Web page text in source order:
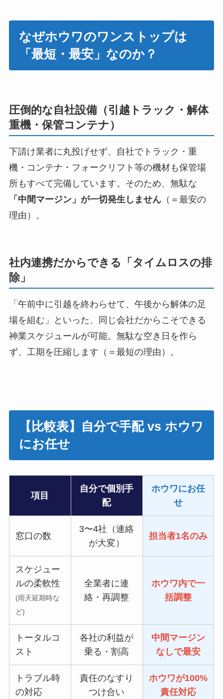
なぜホウワのワンストップは
「最短・最安」なのか？
圧倒的な自社設備（引越トラック・解体
重機・保管コンテナ）
下請け業者に丸投げせず、自社でトラック・重
機・コンテナ・フォークリフト等の機材も保管場
所もすべて完備しています。そのため、無駄な
「中間マージン」が一切発生しません（＝最安の
理由）。
社内連携だからできる「タイムロスの排
除」
「午前中に引越を終わらせて、午後から解体の足
場を組む」といった、同じ会社だからこそできる
神業スケジュールが可能。無駄な空き日を作ら
ず、工期を圧縮します（＝最短の理由）。
【比較表】自分で手配 vs ホウワ
にお任せ
項目
自分で個別手
配
ホウワにお任
せ
窓口の数
3〜4社（連絡
が大変）
担当者1名のみ
スケジュー
ルの柔軟性
(雨天延期時な
ど)
全業者に連
絡・再調整
ホウワ内で一
括調整
トータルコ
スト
各社の利益が
乗る・割高
中間マージン
なしで最安
トラブル時
の対応
責任のなすり
つけ合い
ホウワが100%
責任対応